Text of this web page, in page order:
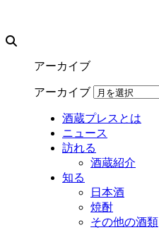
アーカイブ
アーカイブ
酒蔵プレスとは
ニュース
訪れる
酒蔵紹介
知る
日本酒
焼酎
その他の酒類